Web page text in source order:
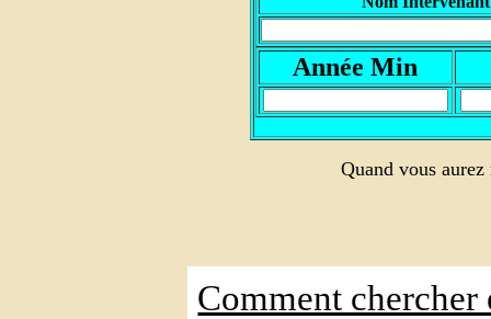
Année Min
Quand vous
Comment